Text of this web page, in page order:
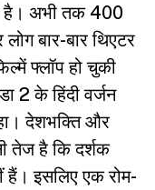
है। अभी तक 400
बार-बार थिएटर
फ्लॉप हो चुकी
2 के हिंदी वर्जन
देशभक्ति और
तेज है कि दर्शक
इसलिए एक रोम-